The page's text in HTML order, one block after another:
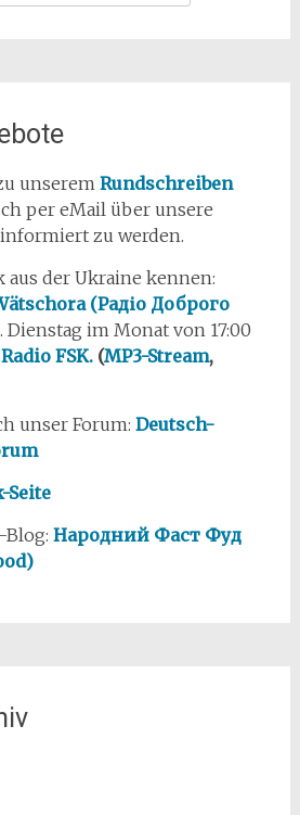
unserem Rundschreiben
per eMail über unsere
zu werden.
aus der Ukraine kennen:
(Радіо Доброго
Dienstag im Monat von 17:00
Radio FSK.(MP3-Stream,
unser Forum: Deutsch-
Seite
Народний Фаст Фуд